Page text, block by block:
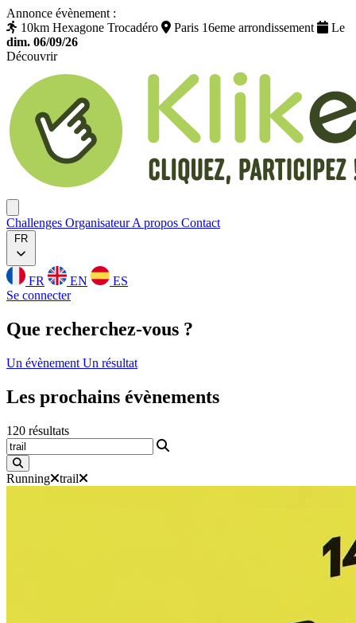
Annonce évènement :
10km Hexagone Trocadéro
Paris 16eme arrondissement
Le
dim. 06/09/26
Découvrir
Challenges OrganisateurA propos Contact
FR
FR EN
ES
Se connecter
Que recherchez-vous ?
Un évènement Un résultat
Les prochains évènements
120 résultats
Nom d’évènement, ville…
Running trail